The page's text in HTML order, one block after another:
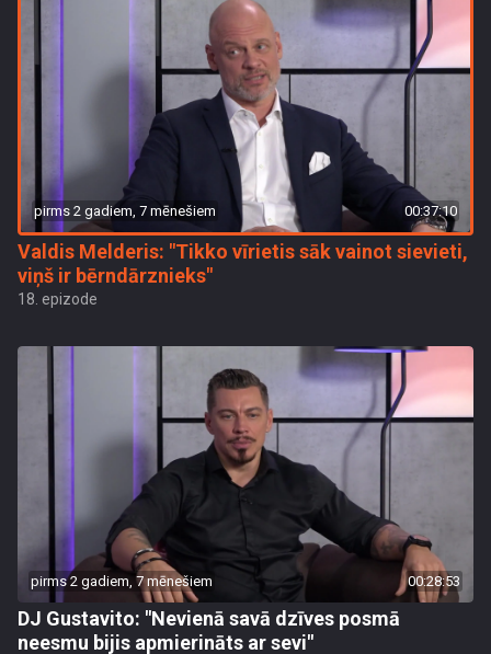
pirms 2 gadiem, 7 mēnešiem 00:37:10
Valdis Melderis: "Tikko vīrietis sāk vainot sievieti,
viņš ir bērndārznieks"
18. epizode
pirms 2 gadiem, 7 mēnešiem 00:28:53
DJ Gustavito: "Nevienā savā dzīves posmā
neesmu bijis apmierināts ar sevi"